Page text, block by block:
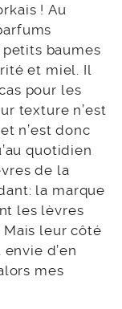
! Au
baumes
et miel. Il
pour les
texture n’est
n’est donc
quotidien
de la
la marque
les lèvres
Mais leur côté
d’en
mes